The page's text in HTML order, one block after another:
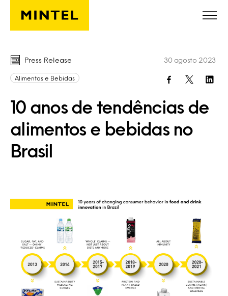
Skip to main content
Press Release
Alimentos e Bebidas
10 anos de tendências de
alimentos e bebidas no
Brasil
30 agosto 2023